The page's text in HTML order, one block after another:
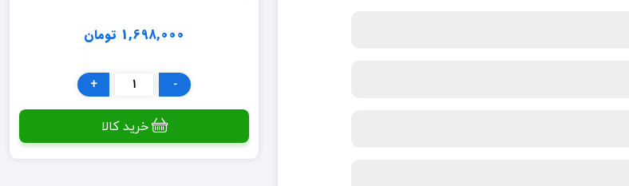
1,698,000 تومان
-
+
خرید کالا